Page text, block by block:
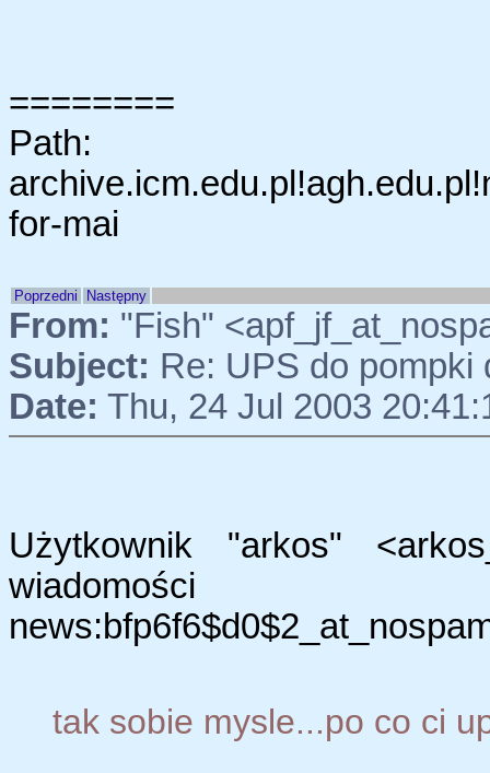
========
for-mai
Poprzedni Następny
From: "Fish"
Subject: Re: UPS do pompki
Date: Thu, 24 Jul 2003
Użytkownik "arkos"
wiadomości
tak sobie mysle...po co ci